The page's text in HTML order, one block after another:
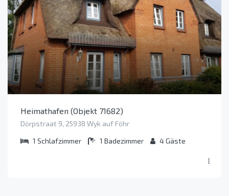
Heimathafen (Objekt 71682)
Dörpstraat 9, 25938 Wyk auf Föhr
1 Schlafzimmer 1 Badezimmer 4Gäste